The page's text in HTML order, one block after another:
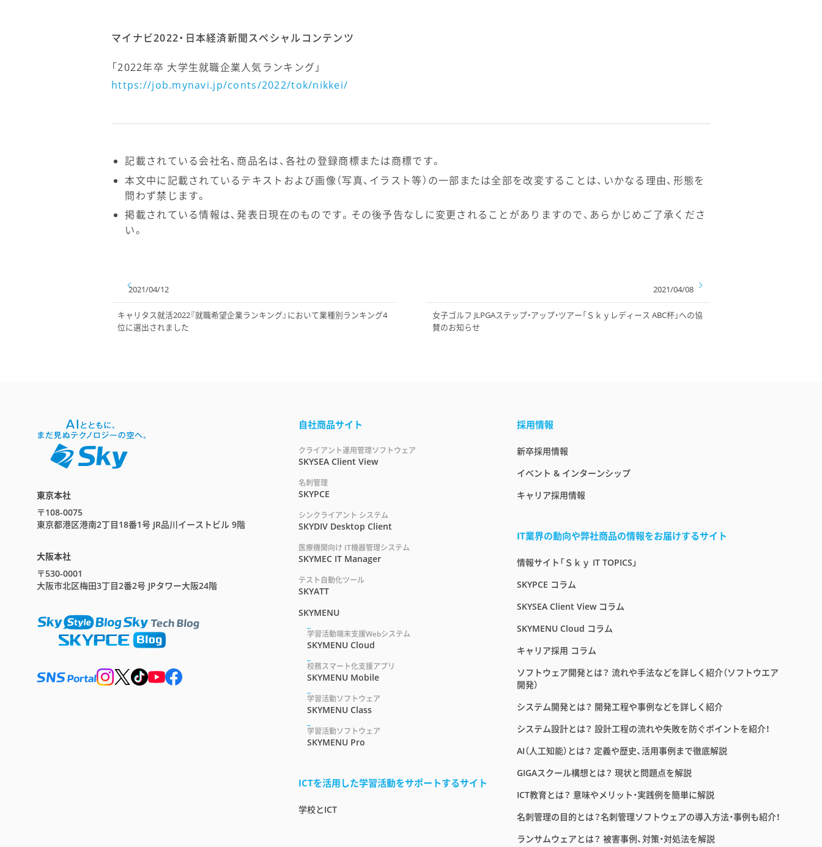
マイナビ2022・日本経済新聞スペシャルコンテンツ
「2022年卒 大学生就職企業人気ランキング」
https://job.mynavi.jp/conts/2022/tok/nikkei/
記載されている会社名、商品名は、各社の登録商標または商標です。
本文中に記載されているテキストおよび画像（写真、イラスト等）の一部または全部を改変することは、いかなる理由、形態を
問わず禁じます。
掲載されている情報は、発表日現在のものです。その後予告なしに変更されることがありますので、あらかじめご了承くださ
い。
2021/04/12
キャリタス就活2022『就職希望企業ランキング』において業種別ランキング4
位に選出されました
2021/04/08
女子ゴルフ JLPGAステップ・アップ・ツアー「Ｓｋｙレディース ABC杯」への協
賛のお知らせ
東京本社
〒108-0075
東京都港区港南2丁目18番1号 JR品川イーストビル 9階
大阪本社
〒530-0001
大阪市北区梅田3丁目2番2号 JPタワー大阪24階
自社商品サイト
クライアント運用管理ソフトウェア
SKYSEA Client View
名刺管理
SKYPCE
シンクライアント システム
SKYDIV Desktop Client
医療機関向け IT機器管理システム
SKYMEC IT Manager
テスト自動化ツール
SKYATT
SKYMENU
学習活動端末支援Webシステム
SKYMENU Cloud
校務スマート化支援アプリ
SKYMENU Mobile
学習活動ソフトウェア
SKYMENU Class
学習活動ソフトウェア
SKYMENU Pro
ICTを活用した学習活動をサポートするサイト
学校とICT
採用情報
新卒採用情報
イベント & インターンシップ
キャリア採用情報
IT業界の動向や弊社商品の情報をお届けするサイト
情報サイト「Ｓｋｙ IT TOPICS」
SKYPCE コラム
SKYSEA Client View コラム
SKYMENU Cloud コラム
キャリア採用 コラム
ソフトウェア開発とは？ 流れや手法などを詳しく紹介（ソフトウエア
開発）
システム開発とは？ 開発工程や事例などを詳しく紹介
システム設計とは？ 設計工程の流れや失敗を防ぐポイントを紹介！
AI（人工知能）とは？ 定義や歴史、活用事例まで徹底解説
GIGAスクール構想とは？ 現状と問題点を解説
ICT教育とは？ 意味やメリット・実践例を簡単に解説
名刺管理の目的とは？名刺管理ソフトウェアの導入方法・事例も紹介！
ランサムウェアとは？ 被害事例、対策・対処法を解説